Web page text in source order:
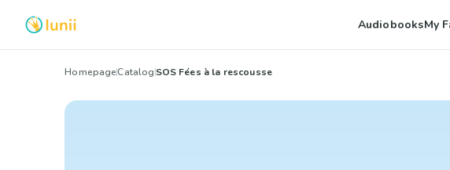
AudiobooksMy
HomepageCatalogSOS Fées à la rescousse